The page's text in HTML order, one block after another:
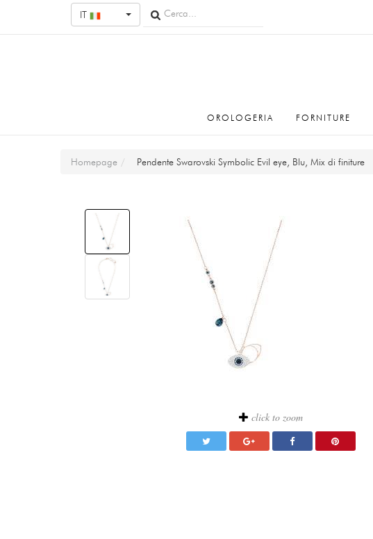
IT
OROLOGERIA FORNITURE
Homepage Pendente Swarovski Symbolic Evil eye, Blu, Mix di finiture
click to zoom